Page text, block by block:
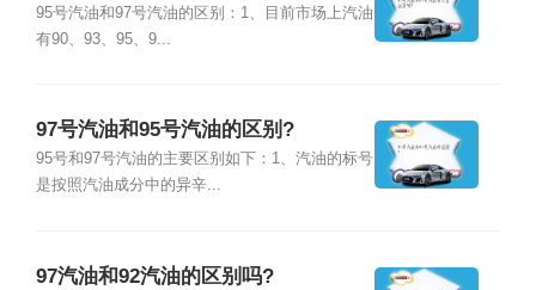
95号汽油和97号汽油的区别：1、目前市场上汽油
有90、93、95、9...
97号汽油和95号汽油的区别?
95号和97号汽油的主要区别如下：1、汽油的标号
是按照汽油成分中的异辛...
97汽油和92汽油的区别吗?